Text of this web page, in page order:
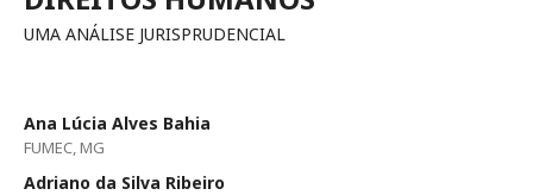
UMA ANÁLISE JURISPRUDENCIAL
Ana Lúcia Alves Bahia
FUMEC, MG
Adriano da Silva Ribeiro